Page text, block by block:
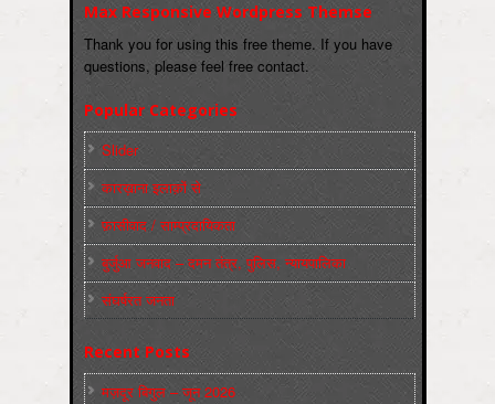
Max Responsive Wordpress Themse
Thank you for using this free theme. If you have
questions, please feel free contact.
Popular Categories
Slider
कारख़ाना इलाक़ों से
फ़ासीवाद / साम्‍प्रदायिकता
बुर्जुआ जनवाद – दमन तंत्र, पुलिस, न्‍यायपालिका
संघर्षरत जनता
Recent Posts
मज़दूर बिगुल – जून 2026